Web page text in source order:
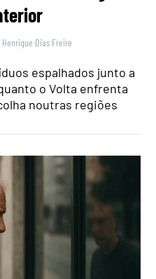
Henrique Dias Freire
espalhados junto a
o Volta enfrenta
noutras regiões